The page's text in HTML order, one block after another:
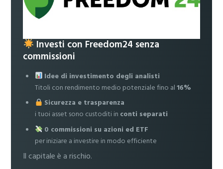
Investi con Freedom24 senza
commissioni
Idee di investimento degli analisti
Titoli con rendimento medio potenziale fino al16%
Sicurezza e trasparenza
i tuoi asset sono custoditi in conti separati
0 commissioni su azioni ed ETF
per iniziare a investire in modo efficiente
Il capitale è a rischio.